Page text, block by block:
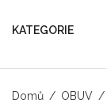
KATEGORIE
Domů / OBUV /